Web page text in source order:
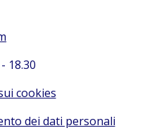
18.30
cookies
dei dati personali